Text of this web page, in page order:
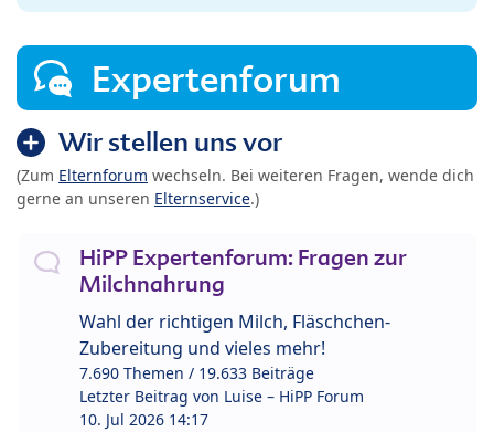
Expertenforum
Wir stellen uns vor
(Zum Elternforum wechseln. Bei weiteren Fragen, wende dich
gerne an unseren Elternservice.)
HiPP Expertenforum: Fragen zur
Milchnahrung
Wahl der richtigen Milch, Fläschchen-
Zubereitung und vieles mehr!
7.690 Themen / 19.633 Beiträge
Letzter Beitrag von Luise – HiPP Forum
10. Jul 2026 14:17